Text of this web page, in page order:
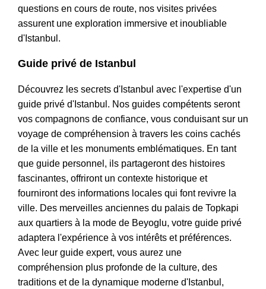
questions en cours de route, nos visites privées
assurent une exploration immersive et inoubliable
d'Istanbul.
Guide privé de Istanbul
Découvrez les secrets d'Istanbul avec l'expertise d'un
guide privé d'Istanbul. Nos guides compétents seront
vos compagnons de confiance, vous conduisant sur un
voyage de compréhension à travers les coins cachés
de la ville et les monuments emblématiques. En tant
que guide personnel, ils partageront des histoires
fascinantes, offriront un contexte historique et
fourniront des informations locales qui font revivre la
ville. Des merveilles anciennes du palais de Topkapi
aux quartiers à la mode de Beyoglu, votre guide privé
adaptera l'expérience à vos intérêts et préférences.
Avec leur guide expert, vous aurez une
compréhension plus profonde de la culture, des
traditions et de la dynamique moderne d'Istanbul,